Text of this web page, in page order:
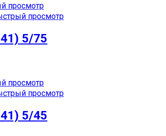
просмотр
просмотр
5/75
просмотр
просмотр
5/45